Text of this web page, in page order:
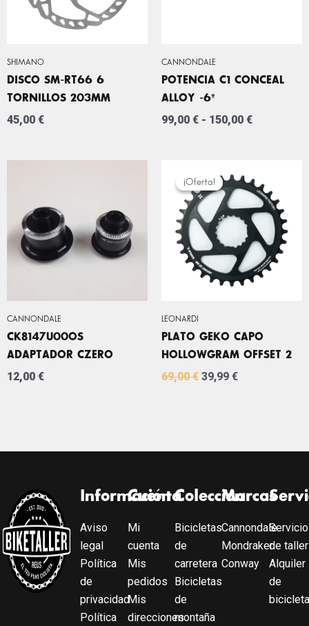
SHIMANO
DISCO SM-RT66 6
TORNILLOS 203MM
45,00 €
CANNONDALE
POTENCIA C1 CONCEAL
ALLOY -6º
99,00 € - 150,00 €
CANNONDALE
CK8147U00OS
ADAPTADOR CZERO
12,00 €
¡Oferta!
LEONARDI
¡Oferta!
PLATO GEKO CAPO
HOLLOWGRAM OFFSET 2
69,00€
PRECIO
ORIGINAL
ERA:
69,00 €.
39,99 €
PRECIO
ACTUAL
ES:
39,99 €.
Información
Aviso
legal
Política
de
privacidad
Política
Cuenta
Mi
cuenta
Mis
pedidos
Mis
direcciones
Colección
Bicicletas
de
carretera
Bicicletas
de
montaña
Marcas
Cannondale
Mondraker
Conway
Servicio
de taller
Alquiler
de